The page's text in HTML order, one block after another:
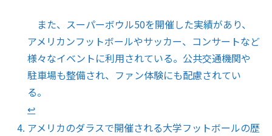
また、スーパーボウル50を開催した実績があり、
アメリカンフットボールやサッカー、コンサートなど
様々なイベントに利用されている。公共交通機関や
駐車場も整備され、ファン体験にも配慮されてい
る。
↩︎
アメリカのダラスで開催される大学フットボールの歴